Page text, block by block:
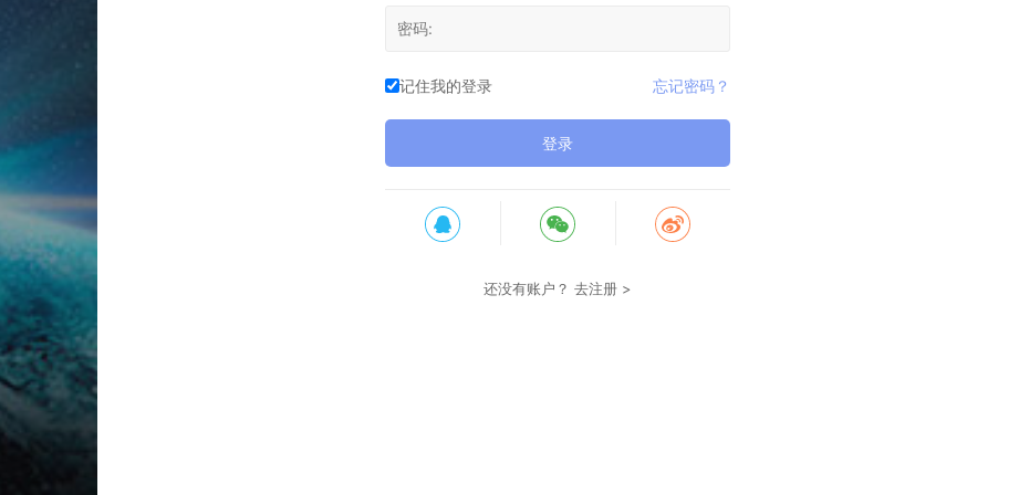
记住我的登录 忘记密码？
登录
还没有账户？去注册 >